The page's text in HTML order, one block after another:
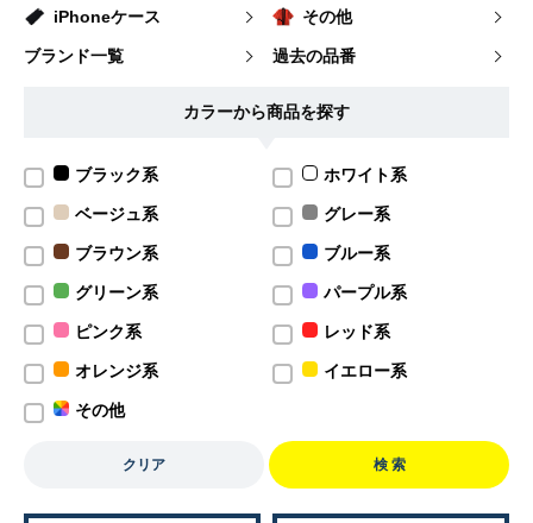
iPhoneケース その他
ブランド一覧 過去の品番
カラーから商品を探す
ブラック系 ホワイト系
ベージュ系 グレー系
ブラウン系 ブルー系
グリーン系 パープル系
ピンク系 レッド系
オレンジ系 イエロー系
その他
クリア 検 索